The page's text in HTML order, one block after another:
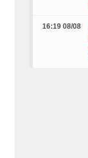
16:19 08/08